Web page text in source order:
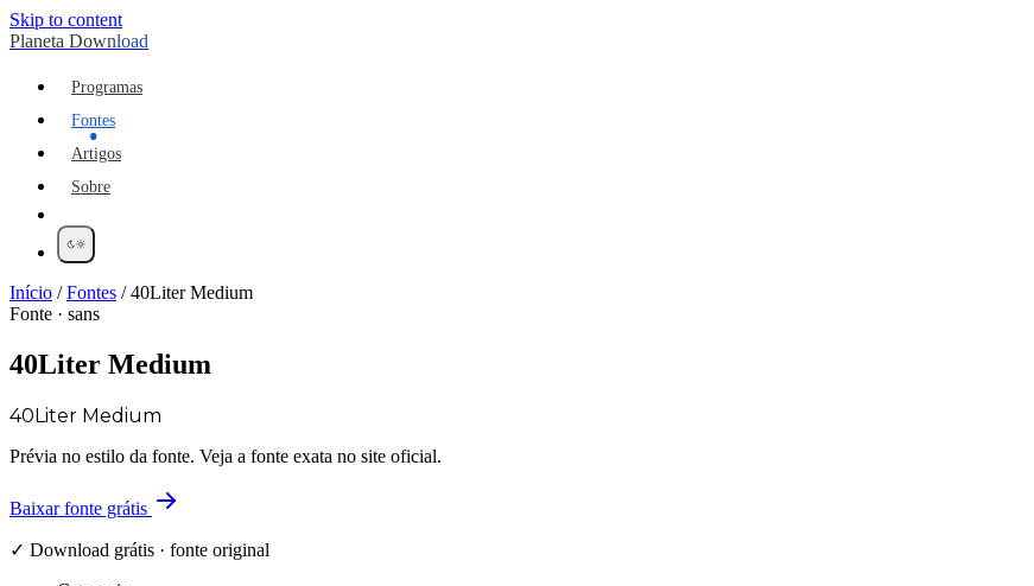
Skip to content
Planeta Download
Programas
Fontes
Artigos
Sobre
Início /Fontes /40Liter Medium
Fonte · sans
40Liter Medium
40Liter Medium
Prévia no estilo da fonte. Veja a fonte exata no site oficial.
Baixar fonte grátis
✓ Download grátis · fonte original